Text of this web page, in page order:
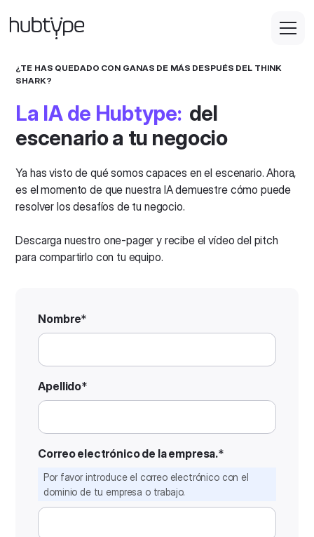
¿TE HAS QUEDADO CON GANAS DE MÁS DESPUÉS DEL THINK
SHARK?
La IA de Hubtype: del
escenario a tu negocio
Ya has visto de qué somos capaces en el escenario. Ahora,
es el momento de que nuestra IA demuestre cómo puede
resolver los desafíos de tu negocio.
Descarga nuestro one-pager y recibe el vídeo del pitch
para compartirlo con tu equipo.
Nombre*
Apellido*
Correo electrónico de la empresa.*
Por favor introduce el correo electrónico con el
dominio de tu empresa o trabajo.